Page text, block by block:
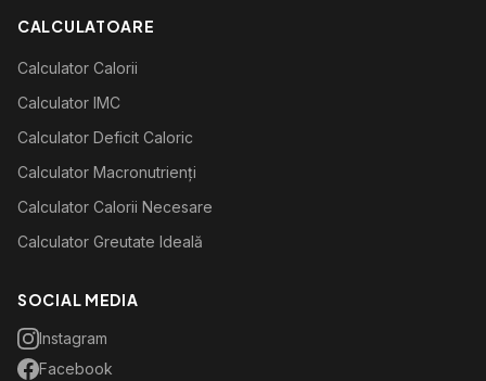
CALCULATOARE
Calculator Calorii
Calculator IMC
Calculator Deficit Caloric
Calculator Macronutrienți
Calculator Calorii Necesare
Calculator Greutate Ideală
SOCIAL MEDIA
Instagram
Facebook